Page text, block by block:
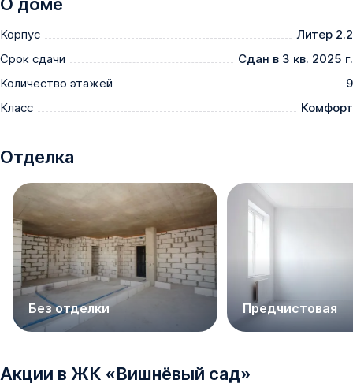
Корпус
Литер 2.2
Срок сдачи
Сдан в 3 кв. 2025 г.
Количество этажей
9
Класс
Комфорт
Отделка
Без отделки Предчистовая
Акции в ЖК «Вишнёвый сад»